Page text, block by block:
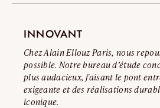
INNOVANT
Chez Alain Ellouz Paris, nous
possible. Notre bureau d’étude
plus audacieux, faisant le pont
exigeante et des réalisations
iconique.